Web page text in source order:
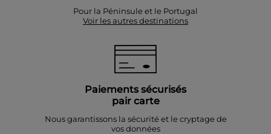
Pour la Péninsule et le Portugal
Voir les autres destinations
Paiements sécurisés
pair carte
Nous garantissons la sécurité et le cryptage de
vos données